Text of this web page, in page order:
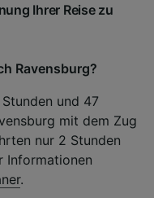
Ihrer Reise zu
Ravensburg?
und 47
mit dem Zug
nur 2 Stunden
Informationen
.